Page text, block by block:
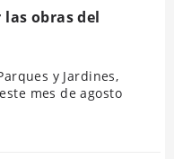
obras del
y Jardines,
mes de agosto